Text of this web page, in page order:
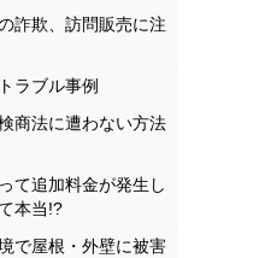
詐欺、訪問販売に注
ラブル事例
商法に遭わない方法
て追加料金が発生し
本当!?
で屋根・外壁に被害